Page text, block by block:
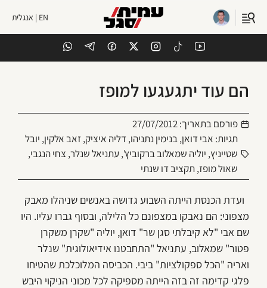
EN | אנגלית
הם עוד יתגעגעו למופז
פורסם בתאריך:27/07/2012
תגיות: אבי דואן,בנימין נתניהו, דליה איציק,זאב אלקין, יובל
שטייניץ, יוליה שמאלוב ברקוביץ',עתניאל שנלר, צחי הנגבי,
שאול מופז,תקציב דו שנתי
ועדת הכנסת הייתה השבוע גדושה באנשים שניהלו מאבק
מצפוני: הם נאבקו במצפונם כל הלילה, ובסוף גברו עליו. היו
שם אבי "לא קיבלתי סגן שר" דואן, יוליה "שקרן משקרן
פטור" שמאלוב, עתניאל "התחבטנו אידיאולוגית" שנלר
ואריה "הכל ספקולציות" ביבי. הכביסה המלוכלכת שהטיחו
פלגי קדימה זה בזה הייתה מספיקה לכל מכוני הניקוי היבש